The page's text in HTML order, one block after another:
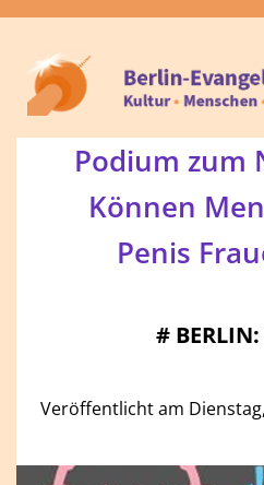
Podium zum
Können
Penis
#
Veröffentlicht am